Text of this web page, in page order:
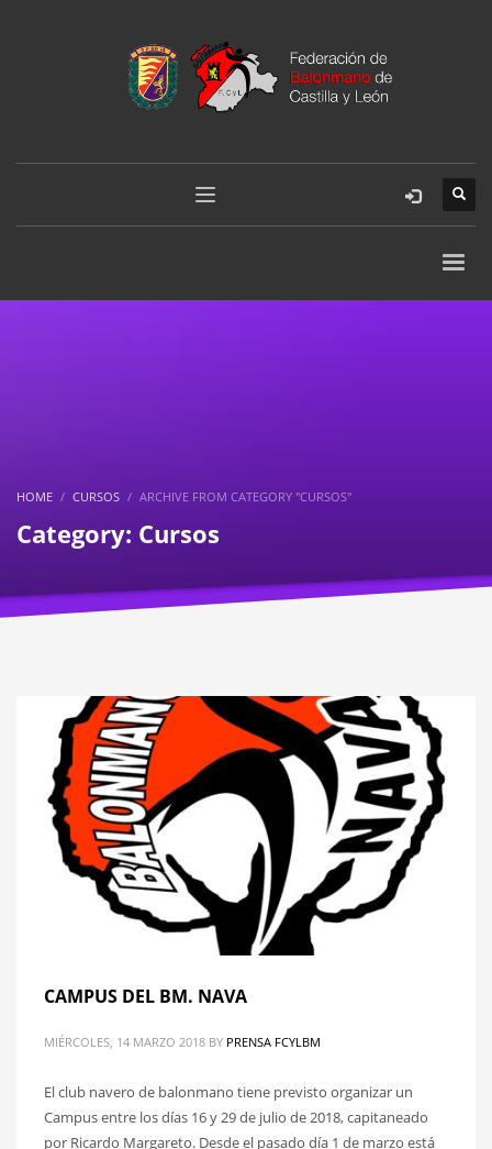
HOME CURSOS ARCHIVE FROM CATEGORY "CURSOS"
Category: Cursos
CAMPUS DEL BM. NAVA
MIÉRCOLES, 14 MARZO 2018 BY PRENSA FCYLBM
El club navero de balonmano tiene previsto organizar un
Campus entre los días 16 y 29 de julio de 2018, capitaneado
por Ricardo Margareto. Desde el pasado día 1 de marzo está